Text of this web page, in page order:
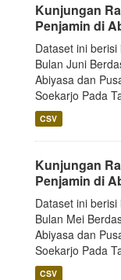
Kunjungan
Penjamin di
Dataset ini
Bulan Juni
Abiyasa dan
Soekarjo Pada
CSV
Kunjungan
Penjamin di
Dataset ini
Bulan Mei
Abiyasa dan
Soekarjo Pada
CSV